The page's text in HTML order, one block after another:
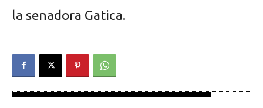
la senadora Gatica.